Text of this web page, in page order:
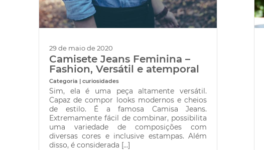
29 de maio de 2020
Camisete Jeans Feminina –
Fashion, Versátil e atemporal
Categoria | curiosidades
Sim, ela é uma peça altamente versátil.
Capaz de compor looks modernos e cheios
de estilo. É a famosa Camisa Jeans.
Extremamente fácil de combinar, possibilita
uma variedade de composições com
diversas cores e inclusive estampas. Além
disso, é considerada […]